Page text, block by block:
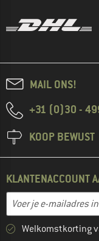
MAIL ONS!
+31 (0)30 -
KOOP BEWUST
KLANTENACCOUNT
E-mailadres
Vul je e-mailadres
Welkomstkorting